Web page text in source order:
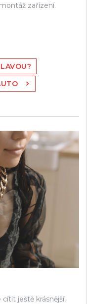
zařízení.
ještě krásnější,